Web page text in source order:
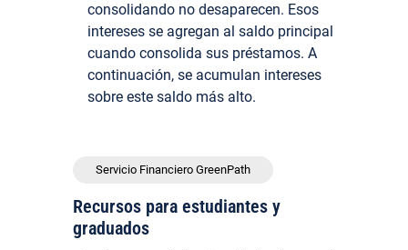
consolidando no desaparecen. Esos
intereses se agregan al saldo principal
cuando consolida sus préstamos. A
continuación, se acumulan intereses
sobre este saldo más alto.
Servicio Financiero GreenPath
Recursos para estudiantes y
graduados